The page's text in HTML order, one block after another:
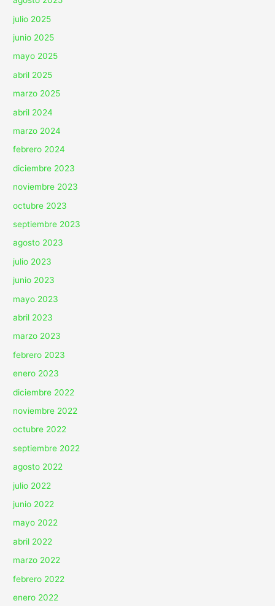
julio 2025
junio 2025
mayo 2025
abril 2025
marzo 2025
abril 2024
marzo 2024
febrero 2024
diciembre 2023
noviembre 2023
octubre 2023
septiembre 2023
agosto 2023
julio 2023
junio 2023
mayo 2023
abril 2023
marzo 2023
febrero 2023
enero 2023
diciembre 2022
noviembre 2022
octubre 2022
septiembre 2022
agosto 2022
julio 2022
junio 2022
mayo 2022
abril 2022
marzo 2022
febrero 2022
enero 2022